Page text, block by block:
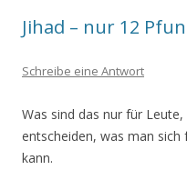
Jihad – nur 12
Schreibe eine Antwort
Was sind das nur für
entscheiden, was man sich
kann.